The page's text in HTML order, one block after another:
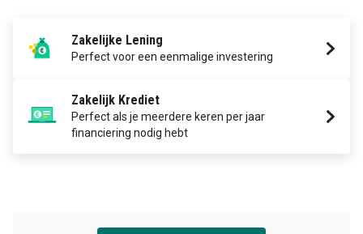
Zakelijke Lening
Perfect voor een eenmalige investering
Zakelijk Krediet
Perfect als je meerdere keren per jaar
financiering nodig hebt